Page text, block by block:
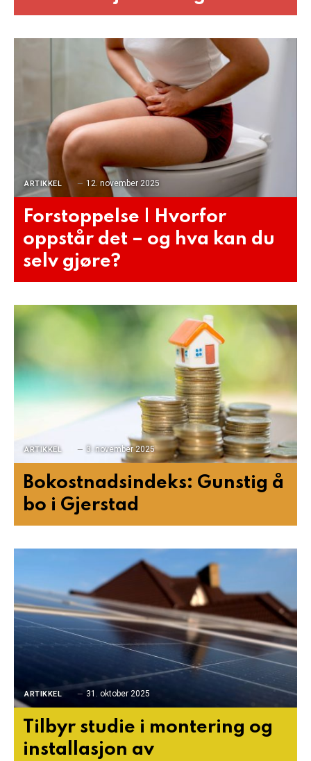
ARTIKKEL 12. november 2025
Forstoppelse | Hvorfor
oppstår det – og hva kan du
selv gjøre?
ARTIKKEL 3. november 2025
Bokostnadsindeks: Gunstig å
bo i Gjerstad
ARTIKKEL 31. oktober 2025
Tilbyr studie i montering og
installasjon av